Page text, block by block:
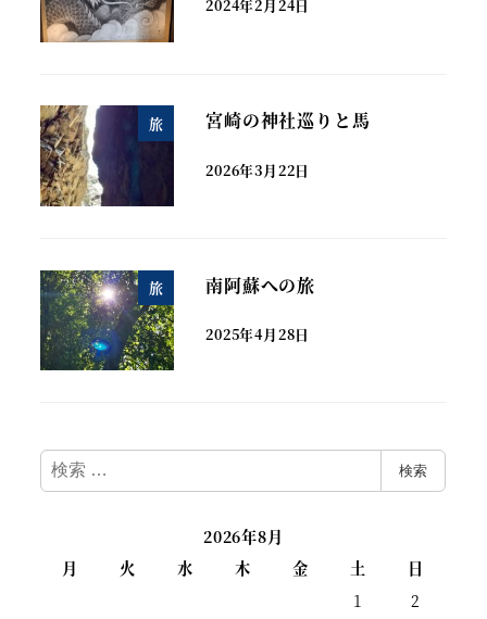
2024年2月24日
旅 宮崎の神社巡りと馬
2026年3月22日
旅 南阿蘇への旅
2025年4月28日
検
索
検索
2026年8月
月
火 水 木 金 土
日
1
2